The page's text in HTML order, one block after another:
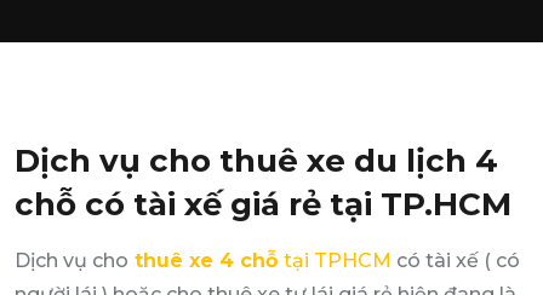
Dịch vụ cho thuê xe du lịch 4
chỗ có tài xế giá rẻ tại TP.HCM
Dịch vụ cho thuê xe 4 chỗ tại TPHCM có tài xế ( có